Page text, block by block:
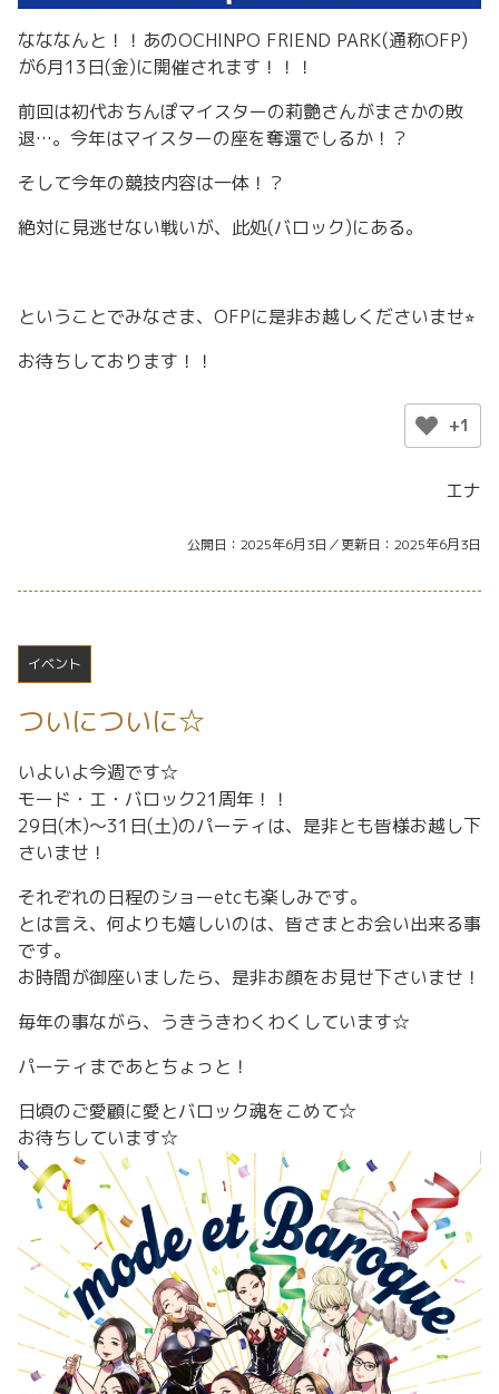
なななんと！！あのOCHINPO FRIEND PARK(通称OFP)
が6月13日(金)に開催されます！！！
前回は初代おちんぽマイスターの莉艶さんがまさかの敗
退…。今年はマイスターの座を奪還でしるか！？
そして今年の競技内容は一体！？
絶対に見逃せない戦いが、此処(バロック)にある。
ということでみなさま、OFPに是非お越しくださいませ⭐︎
お待ちしております！！
+1
エナ
公開日 2025年6月3日 更新日 2025年6月3日
ついについに☆
イベント
いよいよ今週です☆
モード・エ・バロック21周年！！
29日(木)〜31日(土)のパーティは、是非とも皆様お越し下
さいませ！
それぞれの日程のショーetcも楽しみです。
とは言え、何よりも嬉しいのは、皆さまとお会い出来る事
です。
お時間が御座いましたら、是非お顔をお見せ下さいませ！
毎年の事ながら、うきうきわくわくしています☆
パーティまであとちょっと！
日頃のご愛顧に愛とバロック魂をこめて☆
お待ちしています☆